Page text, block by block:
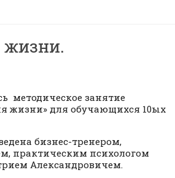
жизни.
методическое занятие
жизни» для обучающихся 10ых
бизнес-тренером,
практическим психологом
Александровичем.